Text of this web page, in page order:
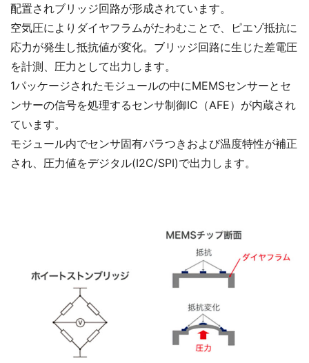
配置されブリッジ回路が形成されています。
空気圧によりダイヤフラムがたわむことで、ピエゾ抵抗に
応力が発生し抵抗値が変化。ブリッジ回路に生じた差電圧
を計測、圧力として出力します。
1パッケージされたモジュールの中にMEMSセンサーとセ
ンサーの信号を処理するセンサ制御IC（AFE）が内蔵され
ています。
モジュール内でセンサ固有バラつきおよび温度特性が補正
され、圧力値をデジタル(I2C/SPI)で出力します。